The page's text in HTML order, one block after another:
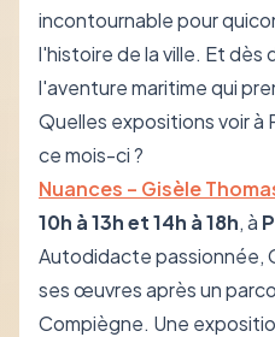
incontournable pour
l'histoire de la ville. Et dès
l'aventure maritime qui
Quelles expositions voir à
ce mois-ci ?
Nuances – Gisèle
10h à 13h et 14h à 18h, à
Autodidacte passionnée,
ses œuvres après un
Compiègne. Une